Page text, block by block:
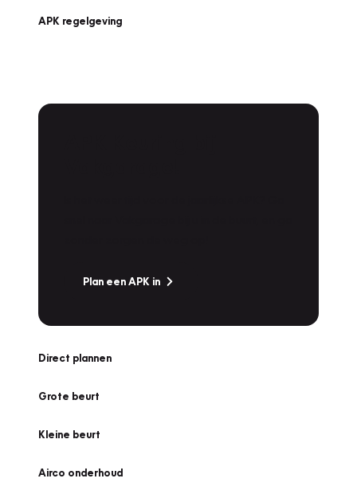
APK regelgeving
Plan een APK in
Direct plannen
Grote beurt
Kleine beurt
Airco onderhoud